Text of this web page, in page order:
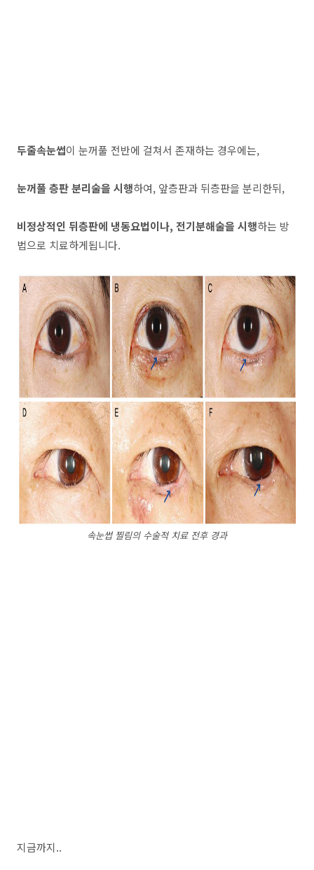
두줄속눈썹이 눈꺼풀 전반에 걸쳐서 존재하는 경우에는,
눈꺼풀 층판 분리술을 시행하여, 앞층판과 뒤층판을 분리한뒤,
비정상적인 뒤층판에 냉동요법이나, 전기분해술을 시행하는 방
법으로 치료하게됩니다.
속눈썹 찔림의 수술적 치료 전후 경과
지금까지..